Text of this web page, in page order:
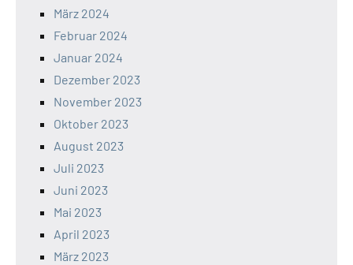
März 2024
Februar 2024
Januar 2024
Dezember 2023
November 2023
Oktober 2023
August 2023
Juli 2023
Juni 2023
Mai 2023
April 2023
März 2023